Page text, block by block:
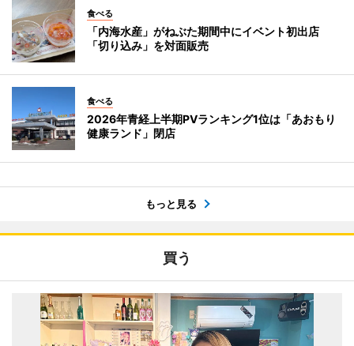
食べる
「内海水産」がねぶた期間中にイベント初出店
「切り込み」を対面販売
食べる
2026年青経上半期PVランキング1位は「あおもり
健康ランド」閉店
もっと見る
買う